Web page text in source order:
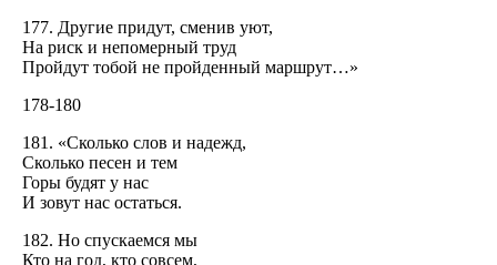
177. Другие придут, сменив уют,
На риск и непомерный труд
Пройдут тобой не пройденный маршрут…»
178-180
181. «Сколько слов и надежд,
Сколько песен и тем
Горы будят у нас
И зовут нас остаться.
182. Но спускаемся мы
Кто на год, кто совсем,